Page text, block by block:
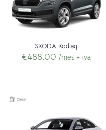
SKODA Kodiaq
€488,00 /mes + iva